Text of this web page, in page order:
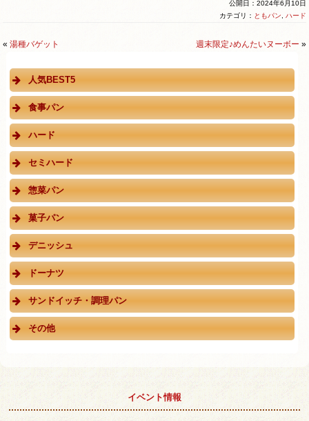
公開日：2024年6月10日
カテゴリ： ともパン ハード
«湯種バゲット 週末限定♪めんたいヌーボー »
人気BEST5
食事パン
ハード
セミハード
惣菜パン
菓子パン
デニッシュ
ドーナツ
サンドイッチ・調理パン
その他
イベント情報